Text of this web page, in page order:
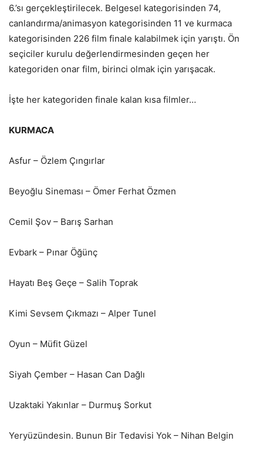
6.’sı gerçekleştirilecek. Belgesel kategorisinden 74,
canlandırma/animasyon kategorisinden 11 ve kurmaca
kategorisinden 226 film finale kalabilmek için yarıştı. Ön
seçiciler kurulu değerlendirmesinden geçen her
kategoriden onar film, birinci olmak için yarışacak.
İşte her kategoriden finale kalan kısa filmler…
KURMACA
Asfur – Özlem Çıngırlar
Beyoğlu Sineması – Ömer Ferhat Özmen
Cemil Şov – Barış Sarhan
Evbark – Pınar Öğünç
Hayatı Beş Geçe – Salih Toprak
Kimi Sevsem Çıkmazı – Alper Tunel
Oyun – Müfit Güzel
Siyah Çember – Hasan Can Dağlı
Uzaktaki Yakınlar – Durmuş Sorkut
Yeryüzündesin. Bunun Bir Tedavisi Yok – Nihan Belgin